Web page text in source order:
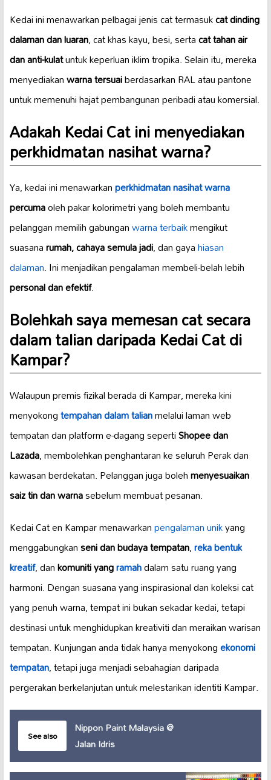
Kedai ini menawarkan pelbagai jenis cat termasukcat dinding
dalaman dan luaran, cat khas kayu, besi, sertacat tahan air
dan anti-kulatuntuk keperluan iklim tropika. Selain itu, mereka
menyediakanwarna tersuaiberdasarkan RAL atau pantone
untuk memenuhi hajat pembangunan peribadi atau komersial.
Adakah Kedai Cat ini menyediakan
perkhidmatan nasihat warna?
Ya, kedai ini menawarkanperkhidmatan nasihat warna
percumaoleh pakar kolorimetri yang boleh membantu
pelanggan memilih gabunganwarna terbaikmengikut
suasanarumah, cahaya semula jadi, dan gayahiasan
dalaman. Ini menjadikan pengalaman membeli-belah lebih
personal dan efektif.
Bolehkah saya memesan cat secara
dalam talian daripada Kedai Cat di
Kampar?
Walaupun premis fizikal berada di Kampar, mereka kini
menyokongtempahan dalam talianmelalui laman web
tempatan dan platform e-dagang sepertiShopee dan
Lazada, membolehkan penghantaran ke seluruh Perak dan
kawasan berdekatan. Pelanggan juga bolehmenyesuaikan
saiz tin dan warnasebelum membuat pesanan.
Kedai Cat en Kampar menawarkanpengalaman unikyang
menggabungkanseni dan budaya tempatan,reka bentuk
kreatif, dankomuniti yangramahdalam satu ruang yang
harmoni. Dengan suasana yang inspirasional dan koleksi cat
yang penuh warna, tempat ini bukan sekadar kedai, tetapi
destinasi untuk menghidupkan kreativiti dan meraikan warisan
tempatan. Kunjungan anda tidak hanya menyokongekonomi
tempatan, tetapi juga menjadi sebahagian daripada
pergerakan berkelanjutan untuk melestarikan identiti Kampar.
See also
Nippon Paint Malaysia @
Jalan Idris